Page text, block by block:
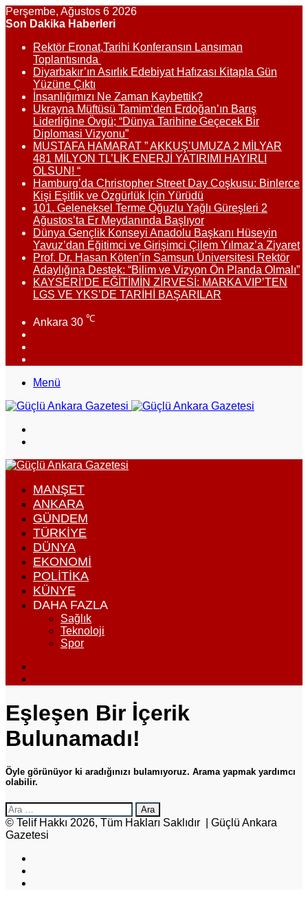
Perşembe, Ağustos 6 2026
Son Dakika Haberleri
Rektör Eronat,Tarihi Konferansın Lansıman
Toplantısında
Diyarbakır’ın Asırlık Edebiyat Hafızası Kitapla Gün
Yüzüne Çıktı
İnsanlığımızı Ne Zaman Kaybettik?
Ukrayna Müftüsü Tamim‘den Erdoğan’ın Barış
Liderliğine Övgü; “Dünya Tarihine Geçecek Bir
Diplomasi Vizyonu”
MUSTAFA HAMARAT ” AKKUŞ’UMUZA 2 MİLYAR
481 MİLYON TL’LİK ENERJİ YATIRIMI HAYIRLI
OLSUN! “
Hamburg’da Christopher Street Day Coşkusu: Binlerce
Kişi Eşitlik ve Özgürlük İçin Yürüdü
101. Geleneksel Terme Oğuzlu Yağlı Güreşleri 2
Ağustos’ta Er Meydanında Başlıyor
Dünya Gençlik Konseyi Anadolu Başkanı Hüseyin
Yavuz’dan Eğitimci ve Girişimci Çilem Yılmaz’a Ziyaret
Prof. Dr. Hasan Köten’in Samsun Üniversitesi Rektör
Adaylığına Destek: “Bilim ve Vizyon Ön Planda Olmalı”
KAYSERİ’DE EĞİTİMİN ZİRVESİ: MARKA VIP’TEN
LGS VE YKS’DE TARİHİ BAŞARILAR
Ankara 30 ℃
Menü
değiştir
MANŞET
ANKARA
GÜNDEM
TÜRKIYE
DÜNYA
EKONOMI
POLITIKA
KÜNYE
DAHA FAZLA
Sağlık
Teknoloji
Spor
...
Eşleşen Bir İçerik
Bulunamadı!
Öyle görünüyor ki aradığınızı bulamıyoruz. Arama yapmak yardımcı
olabilir.
Arama:
© Telif Hakkı 2026, Tüm Hakları Saklıdır | Güçlü Ankara
Gazetesi